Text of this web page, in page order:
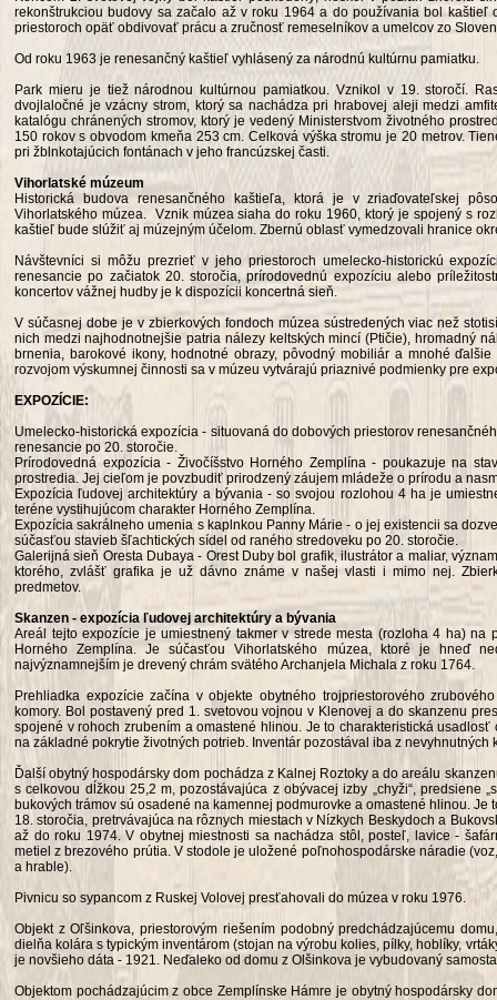
rekonštrukciou budovy sa začalo až v roku 1964 a do používania bol
priestoroch opäť obdivovať prácu a zručnosť remeselníkov a umelcov zo
Od roku 1963 je renesančný kaštieľ vyhlásený za národnú kultúrnu pamiatku.
Park mieru je tiež národnou kultúrnou pamiatkou. Vznikol v 19. storočí.
dvojlaločné je vzácny strom, ktorý sa nachádza pri hrabovej aleji medzi
katalógu chránených stromov, ktorý je vedený Ministerstvom životného
150 rokov s obvodom kmeňa 253 cm. Celková výška stromu je 20 metrov.
pri žblnkotajúcich fontánach v jeho francúzskej časti.
Vihorlatské múzeum
Historická budova renesančného kaštieľa, ktorá je v zriaďovateľskej
Vihorlatského múzea. Vznik múzea siaha do roku 1960, ktorý je spojený s
kaštieľ bude slúžiť aj múzejným účelom. Zbernú oblasť vymedzovali hranice
Návštevníci si môžu prezrieť v jeho priestoroch umelecko-historickú
renesancie po začiatok 20. storočia, prírodovednú expozíciu alebo
koncertov vážnej hudby je k dispozícii koncertná sieň.
V súčasnej dobe je v zbierkových fondoch múzea sústredených viac než
nich medzi najhodnotnejšie patria nálezy keltských mincí (Ptičie), hromadný
brnenia, barokové ikony, hodnotné obrazy, pôvodný mobiliár a mnohé
rozvojom výskumnej činnosti sa v múzeu vytvárajú priaznivé podmienky pre
EXPOZÍCIE:
Umelecko-historická expozícia - situovaná do dobových priestorov
renesancie po 20. storočie.
Prírodovedná expozícia - Živočíšstvo Horného Zemplína - poukazuje na
prostredia. Jej cieľom je povzbudiť prirodzený záujem mládeže o prírodu a
Expozícia ľudovej architektúry a bývania - so svojou rozlohou 4 ha je
teréne vystihujúcom charakter Horného Zemplína.
Expozícia sakrálneho umenia s kaplnkou Panny Márie - o jej existencii sa
súčasťou stavieb šľachtických sídel od raného stredoveku po 20. storočie.
Galerijná sieň Oresta Dubaya - Orest Duby bol grafik, ilustrátor a maliar,
ktorého, zvlášť grafika je už dávno známe v našej vlasti i mimo nej.
predmetov.
Skanzen - expozícia ľudovej architektúry a bývania
Areál tejto expozície je umiestnený takmer v strede mesta (rozloha 4 ha) na
Horného Zemplína. Je súčasťou Vihorlatského múzea, ktoré je hneď
najvýznamnejším je drevený chrám svätého Archanjela Michala z roku 1764.
Prehliadka expozície začína v objekte obytného trojpriestorového
komory. Bol postavený pred 1. svetovou vojnou v Klenovej a do skanzenu
spojené v rohoch zrubením a omastené hlinou. Je to charakteristická
na základné pokrytie životných potrieb. Inventár pozostával iba z
Ďalší obytný hospodársky dom pochádza z Kalnej Roztoky a do areálu
s celkovou dĺžkou 25,2 m, pozostávajúca z obývacej izby „chyži“, predsiene
bukových trámov sú osadené na kamennej podmurovke a omastené hlinou.
18. storočia, pretrvávajúca na rôznych miestach v Nízkych Beskydoch a
až do roku 1974. V obytnej miestnosti sa nachádza stôl, posteľ, lavice -
metiel z brezového prútia. V stodole je uložené poľnohospodárske náradie
a hrable).
Pivnicu so sypancom z Ruskej Volovej presťahovali do múzea v roku 1976.
Objekt z Oľšinkova, priestorovým riešením podobný predchádzajúcemu
dielňa kolára s typickým inventárom (stojan na výrobu kolies, pílky, hoblíky,
je novšieho dáta - 1921. Neďaleko od domu z Olšinkova je vybudovaný
Objektom pochádzajúcim z obce Zemplínske Hámre je obytný hospodársky